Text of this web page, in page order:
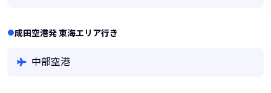
成田空港発 東海エリア行き
中部空港